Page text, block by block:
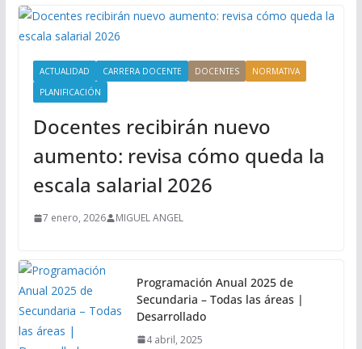
ACTUALIDAD CARRERA DOCENTE DOCENTES
NORMATIVA
PLANIFICACIÓN
Docentes recibirán nuevo
aumento: revisa cómo queda la
escala salarial 2026
7 enero, 2026 MIGUEL ANGEL
Programación Anual 2025 de
Secundaria – Todas las áreas |
Desarrollado
4 abril, 2025